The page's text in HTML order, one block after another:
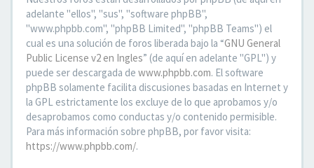
adelante "ellos", "sus", "software phpBB",
"www.phpbb.com", "phpBB Limited", "phpBB Teams") el
cual es una solución de foros liberada bajo la “GNU General
Public License v2 en Ingles” (de aquí en adelante "GPL") y
puede ser descargada de www.phpbb.com. El software
phpBB solamente facilita discusiones basadas en Internet y
la GPL estrictamente los excluye de lo que aprobamos y/o
desaprobamos como conductas y/o contenido permisible.
Para más información sobre phpBB, por favor visita:
https://www.phpbb.com/.